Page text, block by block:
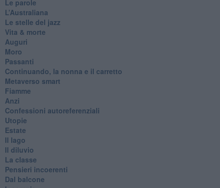
Le parole
​L’Australiana
Le stelle del jazz
Vita & morte
Auguri
Moro
Passanti
Continuando, la nonna e il carretto
Metaverso smart
Fiamme
Anzi
Confessioni autoreferenziali
Utopie
Estate
Il lago
Il diluvio
La classe
Pensieri incoerenti
Dal balcone